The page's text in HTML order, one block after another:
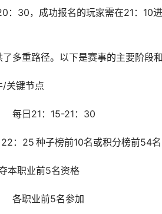
：30，成功报名的玩家需在21：10
多重路径。以下是赛事的主要阶段和
/关键节点
每日21：15-21：30
：25 种子榜前10名或积分榜前54名
本职业前5名资格
各职业前5名参加